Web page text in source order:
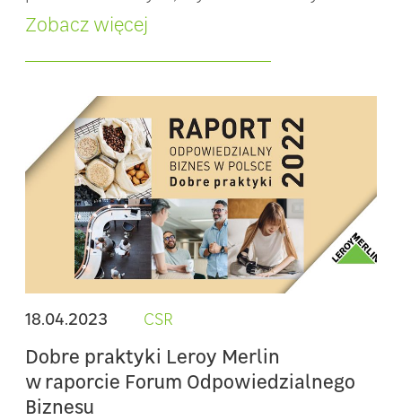
Zobacz więcej
18.04.2023 CSR
Dobre praktyki Leroy Merlin
w raporcie Forum Odpowiedzialnego
Biznesu